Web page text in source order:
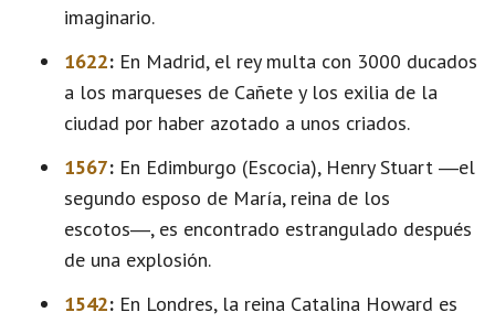
imaginario.
1622: En Madrid, el rey multa con 3000 ducados
a los marqueses de Cañete y los exilia de la
ciudad por haber azotado a unos criados.
1567: En Edimburgo (Escocia), Henry Stuart ―el
segundo esposo de María, reina de los
escotos―, es encontrado estrangulado después
de una explosión.
1542: En Londres, la reina Catalina Howard es